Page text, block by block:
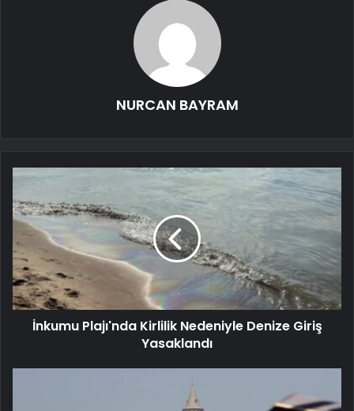
NURCAN BAYRAM
İnkumu Plajı'nda Kirlilik Nedeniyle Denize Giriş
Yasaklandı